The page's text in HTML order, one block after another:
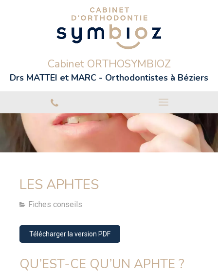
Cabinet ORTHOSYMBIOZ
Drs MATTEI et MARC - Orthodontistes à Béziers
LES APHTES
Fiches conseils
Télécharger la version PDF
QU’EST-CE QU’UN APHTE ?